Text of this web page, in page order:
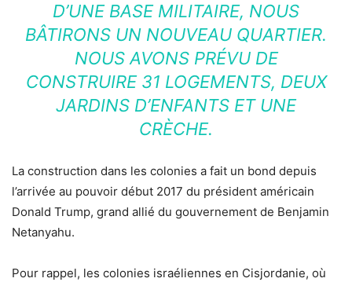
D’UNE BASE MILITAIRE, NOUS
BÂTIRONS UN NOUVEAU QUARTIER.
NOUS AVONS PRÉVU DE
CONSTRUIRE 31 LOGEMENTS, DEUX
JARDINS D’ENFANTS ET UNE
CRÈCHE.
La construction dans les colonies a fait un bond depuis
l’arrivée au pouvoir début 2017 du président américain
Donald Trump, grand allié du gouvernement de Benjamin
Netanyahu.
Pour rappel, les colonies israéliennes en Cisjordanie, où